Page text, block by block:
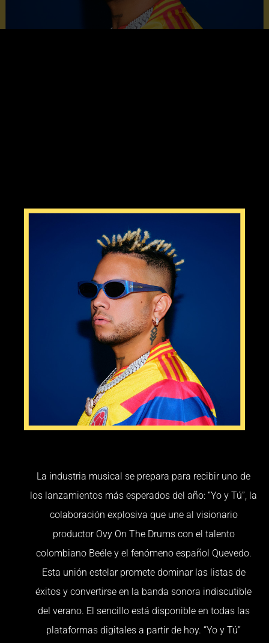
La industria musical se prepara para recibir uno de
los lanzamientos más esperados del año: “Yo y Tú”, la
colaboración explosiva que une al visionario
productor Ovy On The Drums con el talento
colombiano Beéle y el fenómeno español Quevedo.
Esta unión estelar promete dominar las listas de
éxitos y convertirse en la banda sonora indiscutible
del verano. El sencillo está disponible en todas las
plataformas digitales a partir de hoy. “Yo y Tú”